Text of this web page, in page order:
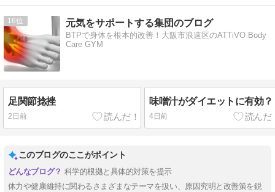
16 元気をサポートする集団のブログ
BTPで身体を根本的改善！大阪市浪速区のATTiVO Body
Care GYM
足関節捻挫
2日前
味噌汁がダイエットに有効？
4日前
このブログのここがポイント
科学的根拠と具体的対策を提示
体力や健康維持に関わるさまざまなテーマを扱い、原因究明と改善策を鋭